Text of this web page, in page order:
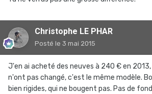
Christophe LE PHAR
Posté le 3 mai 2015
J'en ai acheté des neuves à 240 € en 2013,
n'ont pas changé, c'est le même modèle.
bien rigides, qui ne bougent pas. Pas de